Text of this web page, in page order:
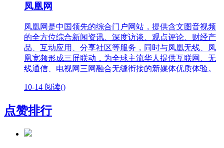
凤凰网
凤凰网是中国领先的综合门户网站，提供含文图音视频
的全方位综合新闻资讯、深度访谈、观点评论、财经产
品、互动应用、分享社区等服务，同时与凤凰无线、凤
凰宽频形成三屏联动，为全球主流华人提供互联网、无
线通信、电视网三网融合无缝衔接的新媒体优质体验。
10-14 阅读()
点赞排行